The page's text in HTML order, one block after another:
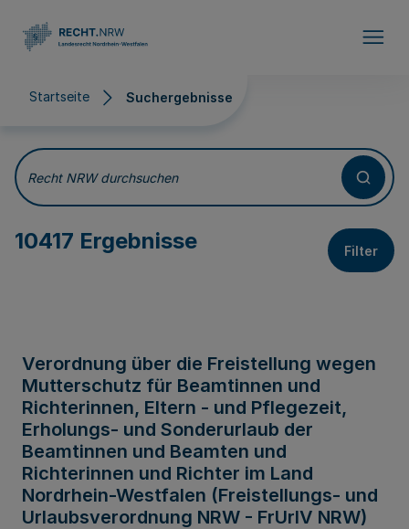
Startseite Suchergebnisse
Suchergebnisse
Recht NRW durchsuchen
10417 Ergebnisse Filter
Verordnung über die Freistellung wegen
Mutterschutz für Beamtinnen und
Richterinnen, Eltern - und Pflegezeit,
Erholungs- und Sonderurlaub der
Beamtinnen und Beamten und
Richterinnen und Richter im Land
Nordrhein-Westfalen (Freistellungs- und
Urlaubsverordnung NRW - FrUrlV NRW)